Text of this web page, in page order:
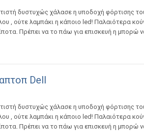
δυστυχώς χάλασε η υποδοχή φόρτισης
, ούτε λαμπάκι η κάποιο led! Παλαιότερα
Πρέπει να το πάω για επισκευή η μπορώ
Dell
δυστυχώς χάλασε η υποδοχή φόρτισης
, ούτε λαμπάκι η κάποιο led! Παλαιότερα
Πρέπει να το πάω για επισκευή η μπορώ